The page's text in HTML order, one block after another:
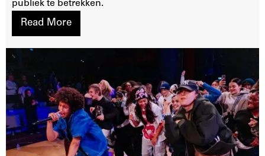
publiek te betrekken.
Read More